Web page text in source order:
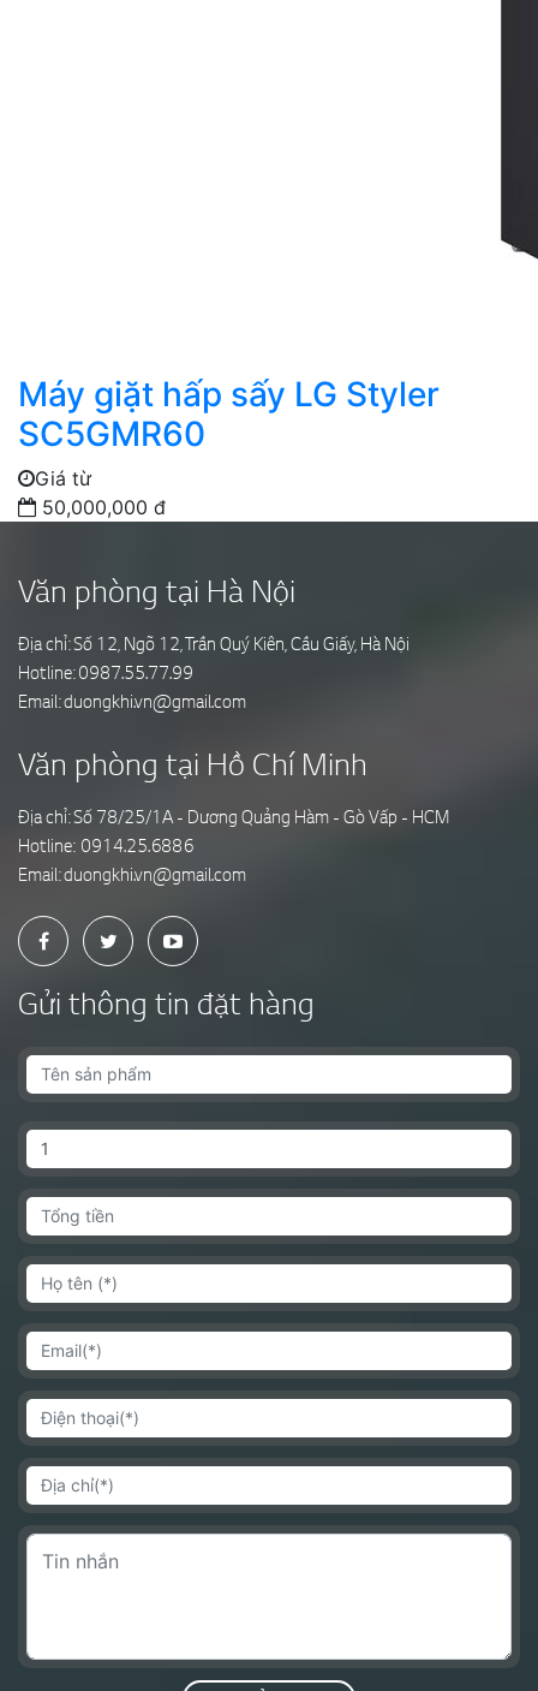
Máy giặt hấp sấy LG Styler
SC5GMR60
Giá từ
50,000,000 đ
Văn phòng tại Hà Nội
Địa chỉ: Số 12, Ngõ 12, Trần Quý Kiên, Cầu Giấy, Hà Nội
Hotline:0987.55.77.99
Email:duongkhi.vn@gmail.com
Văn phòng tại Hồ Chí Minh
Địa chỉ: Số 78/25/1A - Dương Quảng Hàm - Gò Vấp - HCM
Hotline: 0914.25.6886
Email:duongkhi.vn@gmail.com
Gửi thông tin đặt hàng